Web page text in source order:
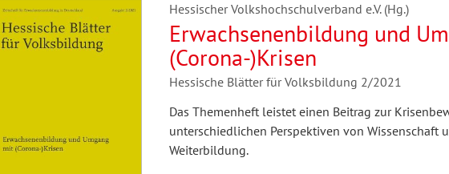
Hessischer Volkshochschulverband e.V. (Hg.)
Erwachsenenbildung und
(Corona-)Krisen
Hessische Blätter für Volksbildung 2/2021
Das Themenheft leistet einen Beitrag zur
unterschiedlichen Perspektiven von Wissenschaft
Weiterbildung.